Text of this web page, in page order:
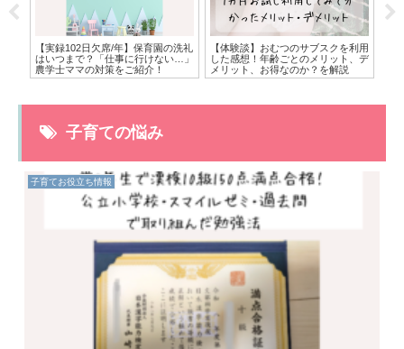
【実録102日欠席/年】保育園の洗礼
はいつまで？「仕事に行けない…」
農学士ママの対策をご紹介！
【体験談】おむつのサブスクを利用
した感想！年齢ごとのメリット、デ
メリット、お得なのか？を解説
子育ての悩み
子育てお役立ち情報